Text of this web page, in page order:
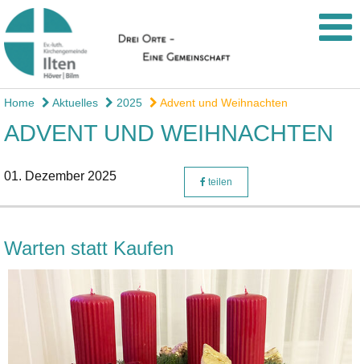
Home Aktuelles 2025 Advent und Weihnachten
ADVENT UND WEIHNACHTEN
01. Dezember 2025 teilen
Warten statt Kaufen